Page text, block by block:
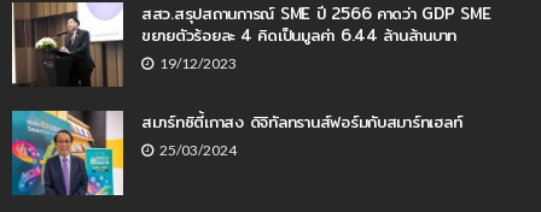
สสว.สรุปสถานการณ์ SME ปี 2566 คาดว่า GDP SME
ขยายตัวร้อยละ 4 คิดเป็นมูลค่า 6.44 ล้านล้านบาท
19/12/2023
สมาร์ทซิตี้เกาสง ดิจิทัลทรานส์ฟอร์มกับสมาร์ทเฮลท์
25/03/2024